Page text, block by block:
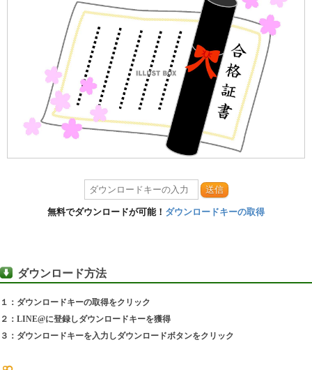
送信
無料でダウンロードが可能！ ダウンロードキーの取得
ダウンロード方法
１：ダウンロードキーの取得をクリック
２：LINE@に登録しダウンロードキーを獲得
３：ダウンロードキーを入力しダウンロードボタンをクリック